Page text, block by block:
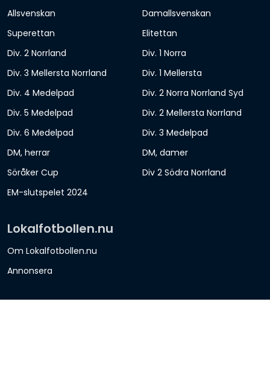
Allsvenskan
Superettan
Div. 2 Norrland
Div. 3 Mellersta Norrland
Div. 4 Medelpad
Div. 5 Medelpad
Div. 6 Medelpad
DM, herrar
Söråker Cup
EM-slutspelet 2024
Damallsvenskan
Elitettan
Div. 1 Norra
Div. 1 Mellersta
Div. 2 Norra Norrland Syd
Div. 2 Mellersta Norrland
Div. 3 Medelpad
DM, damer
Div 2 Södra Norrland
Lokalfotbollen.nu
Om Lokalfotbollen.nu
Annonsera